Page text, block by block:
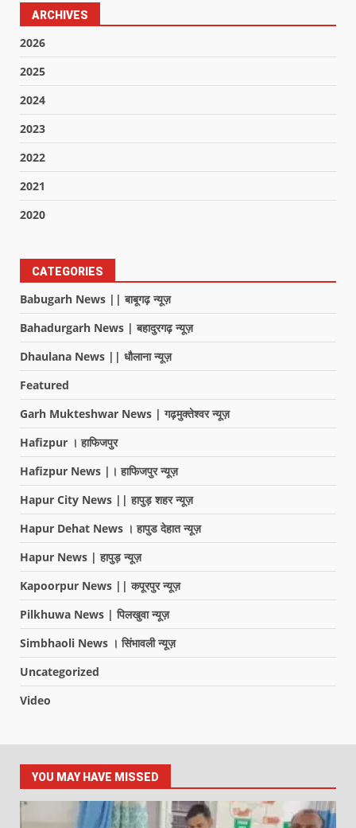
ARCHIVES
2026
2025
2024
2023
2022
2021
2020
CATEGORIES
Babugarh News || बाबूगढ़ न्यूज़
Bahadurgarh News | बहादुरगढ़ न्यूज़
Dhaulana News || धौलाना न्यूज़
Featured
Garh Mukteshwar News | गढ़मुक्तेश्वर न्यूज़
Hafizpur । हाफिजपुर
Hafizpur News |। हाफिजपुर न्यूज़
Hapur City News || हापुड़ शहर न्यूज़
Hapur Dehat News । हापुड देहात न्यूज़
Hapur News | हापुड़ न्यूज़
Kapoorpur News || कपूरपुर न्यूज़
Pilkhuwa News | पिलखुवा न्यूज़
Simbhaoli News । सिंभावली न्यूज़
Uncategorized
Video
YOU MAY HAVE MISSED